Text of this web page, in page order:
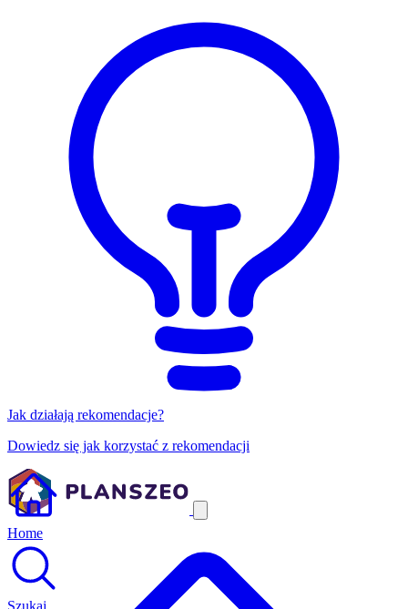
Jak działają rekomendacje?
Dowiedz się jak korzystać z rekomendacji
Home
Szukaj